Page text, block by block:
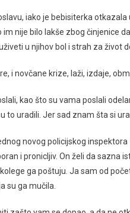
iako je bebisiterka
nije bilo lakše zbog činjenice
u njihov bol i strah za život
i novčane krize, laži, izdaje,
kao što su vama poslali
to uradili. Jer sad znam šta si
novog policijskog inspektora
i pronicljiv. On želi da sazna
ga poštuju. Ja sam od
su ga mučila.